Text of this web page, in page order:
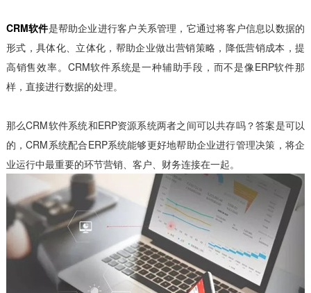
CRM软件是帮助企业进行客户关系管理，它通过将客户信息以数据的
形式，具体化、立体化，帮助企业做出营销策略，降低营销成本，提
高销售效率。CRM软件系统是一种辅助手段，而不是像ERP软件那
样，直接进行数据的处理。
那么CRM软件系统和ERP资源系统两者之间可以共存吗？答案是可以
的，CRM系统配合ERP系统能够更好地帮助企业进行管理决策，将企
业运行中最重要的环节营销、客户、财务连接在一起。